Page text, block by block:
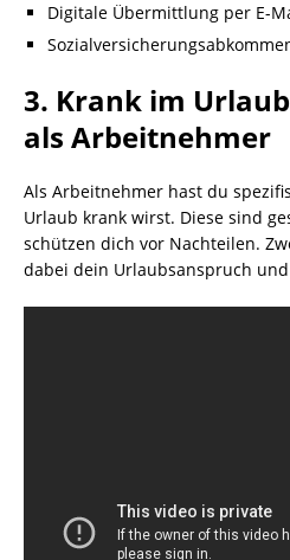
Digitale Übermittlung per E-
3. Krank im
als Arbeitnehmer
Als Arbeitnehmer hast du
Urlaub krank wirst. Diese sind
schützen dich vor Nachteilen.
dabei dein Urlaubsanspruch